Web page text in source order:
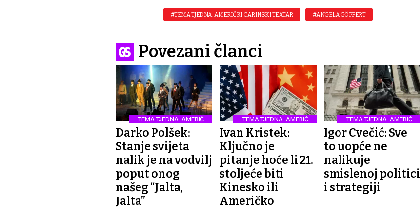
#TEMA TJEDNA: AMERIČKI CARINSKI TEATAR #ANGELA GÖPFERT
Povezani članci
TEMA TJEDNA: AMERIČKI
CARINSKI TEATAR
Darko Polšek:
Stanje svijeta
nalik je na vodvilj
poput onog
našeg “Jalta,
Jalta”
TEMA TJEDNA: AMERIČKI
CARINSKI TEATAR
Ivan Kristek:
Ključno je
pitanje hoće li 21.
stoljeće biti
Kinesko ili
Američko
TEMA TJEDNA: AMERIČKI
CARINSKI TEATAR
Igor Cvečić: Sve
to uopće ne
nalikuje
smislenoj politici
i strategiji